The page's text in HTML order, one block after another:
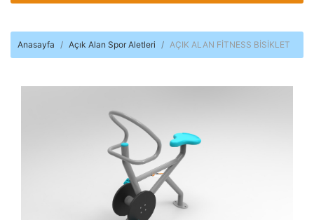
Anasayfa Açık Alan Spor Aletleri AÇIK ALAN FİTNESS BİSİKLET